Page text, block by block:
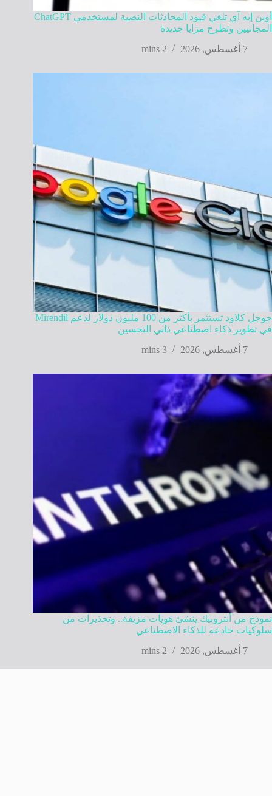
أوبن إيه آي تلغي قيود المحادثات النصية لمستخدمي ChatGPT
المجانيين وتطرح مزايا جديدة
7 أغسطس, 2026
2 mins
جوجل كلاود تستثمر بأكثر من 100 مليون دولار لدعم Mirendil
في تطوير ذكاء اصطناعي ذاتي التحسين
7 أغسطس, 2026
3 mins
نموذج من أنثروبيك ينشئ هويات مزيفة.. وتحذيرات من
سلوكيات خادعة للذكاء الاصطناعي
7 أغسطس, 2026
2 mins